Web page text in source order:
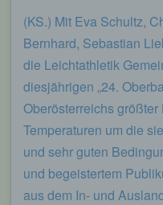
(KS.) Mit Eva Schultz,
Bernhard, Sebastian
die Leichtathletik
diesjährigen „24.
Oberösterreichs
Temperaturen um die
und sehr guten
und begeistertem
aus dem In- und